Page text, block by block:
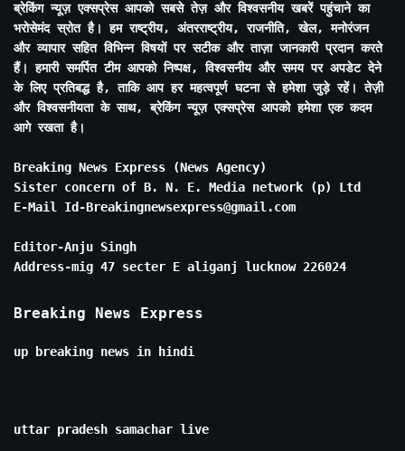
ब्रेकिंग न्यूज़ एक्सप्रेस आपको सबसे तेज़ और विश्वसनीय खबरें पहुंचाने का
भरोसेमंद स्रोत है। हम राष्ट्रीय, अंतरराष्ट्रीय, राजनीति, खेल, मनोरंजन
और व्यापार सहित विभिन्न विषयों पर सटीक और ताज़ा जानकारी प्रदान करते
हैं। हमारी समर्पित टीम आपको निष्पक्ष, विश्वसनीय और समय पर अपडेट देने
के लिए प्रतिबद्ध है, ताकि आप हर महत्वपूर्ण घटना से हमेशा जुड़े रहें। तेज़ी
और विश्वसनीयता के साथ, ब्रेकिंग न्यूज़ एक्सप्रेस आपको हमेशा एक कदम
आगे रखता है।
Breaking News Express (News Agency)
Sister concern of B. N. E. Media network (p) Ltd
E-Mail Id-Breakingnewsexpress@gmail.com
Editor-Anju Singh
Address-mig 47 secter E aliganj lucknow 226024
Breaking News Express
up breaking news in hindi
uttar pradesh samachar live